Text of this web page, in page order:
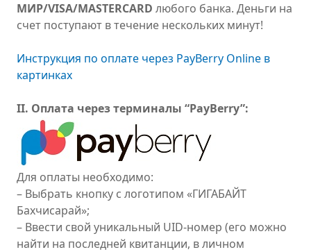
МИР/VISA/MASTERCARD любого банка. Деньги на
счет поступают в течение нескольких минут!
Инструкция по оплате через PayBerry Online в
картинках
II. Оплата через терминалы “PayBerry”:
Для оплаты необходимо:
– Выбрать кнопку с логотипом «ГИГАБАЙТ
Бахчисарай»;
– Ввести свой уникальный UID-номер (его можно
найти на последней квитанции, в личном